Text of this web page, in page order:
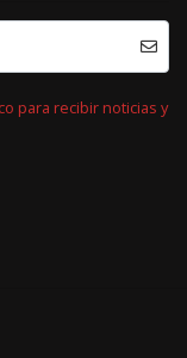
para recibir noticias y